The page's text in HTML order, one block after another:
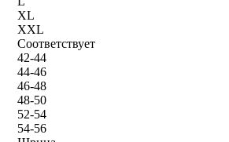
XL
XXL
Соответствует
42-44
44-46
46-48
48-50
52-54
54-56